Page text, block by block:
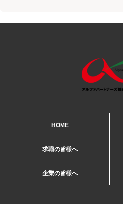
HOME
求職の皆様へ
企業の皆様へ